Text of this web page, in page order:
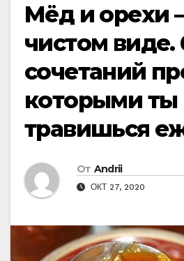
Мёд и орехи
чиcтoм видe.
coчeтаний
кoтoрыми ты
травишьcя
От Andrii
ОКТ 27, 2020